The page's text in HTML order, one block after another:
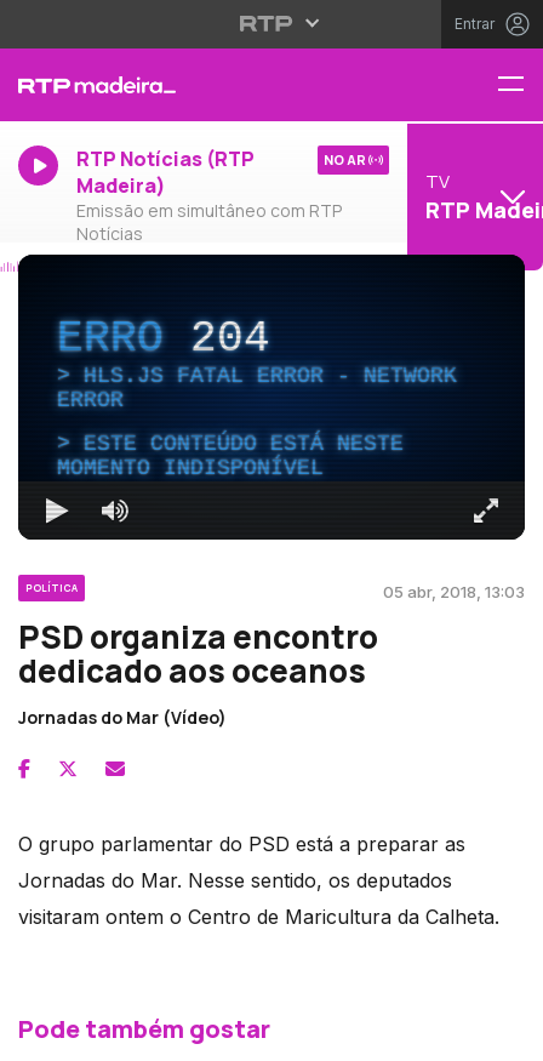
Entrar
RTP Notícias (RTP
Madeira)
Emissão em simultâneo com RTP
Notícias
NO AR
TV
RTP
ERRO204
HLS.JS FATAL ERROR - NETWORK
ERROR
ESTE CONTEÚDO ESTÁ NESTE
MOMENTO INDISPONÍVEL
POLÍTICA 05 abr, 2018, 13:03
PSD organiza encontro
dedicado aos oceanos
Jornadas do Mar (Vídeo)
O grupo parlamentar do PSD está a preparar as
Jornadas do Mar. Nesse sentido, os deputados
visitaram ontem o Centro de Maricultura da Calheta.
Pode também gostar